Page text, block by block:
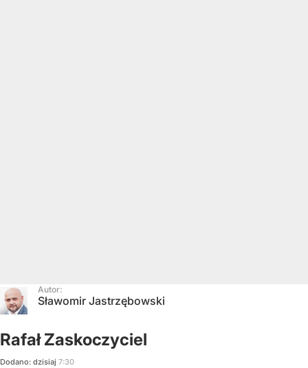
Autor:
Sławomir Jastrzębowski
Rafał Zaskoczyciel
Dodano: dzisiaj 7:30